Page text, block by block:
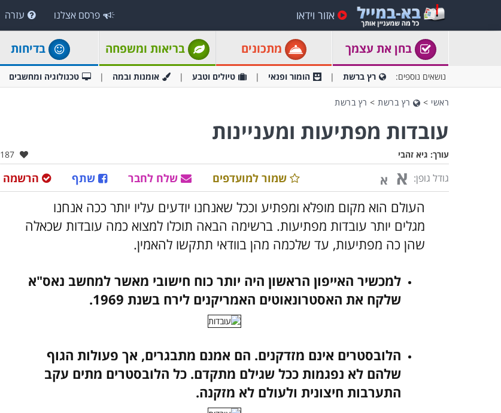
אזור וידאו פרסם אצלנו עזרה
בחן את עצמך מתכונים בריאות ומשפחה בדיחות
נושאים נוספים: רץ ברשת הומור ופנאי טיולים וטבע אומנות ובמה טכנולוגיה ומחשבים
ראשי > רץ ברשת > רץ ברשת
עובדות מפתיעות ומעניינות
עורך: גיא זהבי אהבו:
187
גודל גופן: א א הרשמה שתף שלח לחבר שמור למועדפים
העולם הוא מקום מופלא ומפתיע וככל שאנחנו יודעים עליו יותר ככה אנחנו
מגלים יותר עובדות מפתיעות. ברשימה הבאה תוכלו למצוא כמה עובדות שכאלה
שהן כה מפתיעות, עד שלכמה מהן בוודאי תתקשו להאמין.
למכשיר האייפון הראשון היה יותר כוח חישובי מאשר למחשב נאס"א
שלקח את האסטרונאוטים האמריקנים לירח בשנת 1969.
הלובסטרים אינם מזדקנים. הם אמנם מתבגרים, אך פעולות הגוף
שלהם לא נפגמות ככל שגילם מתקדם. כל הלובסטרים מתים עקב
התערבות חיצונית ולעולם לא מזקנה.